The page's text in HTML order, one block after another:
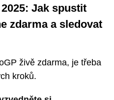
Jak spustit
zdarma a sledovat
živě zdarma, je třeba
kroků.